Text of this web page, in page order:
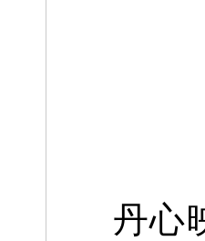
丹心